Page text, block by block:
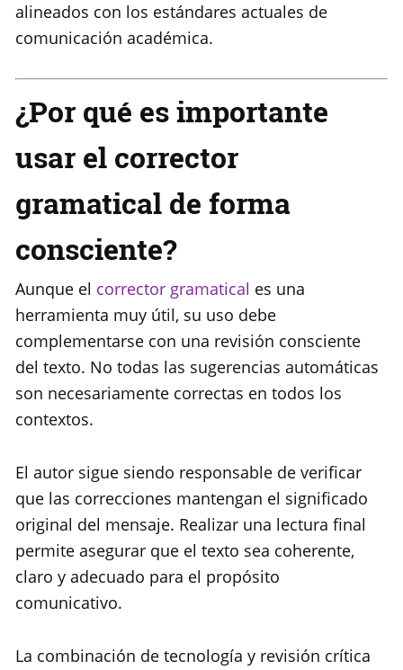
alineados con los estándares actuales de
comunicación académica.
¿Por qué es importante
usar el corrector
gramatical de forma
consciente?
Aunque el corrector gramatical es una
herramienta muy útil, su uso debe
complementarse con una revisión consciente
del texto. No todas las sugerencias automáticas
son necesariamente correctas en todos los
contextos.
El autor sigue siendo responsable de verificar
que las correcciones mantengan el significado
original del mensaje. Realizar una lectura final
permite asegurar que el texto sea coherente,
claro y adecuado para el propósito
comunicativo.
La combinación de tecnología y revisión crítica